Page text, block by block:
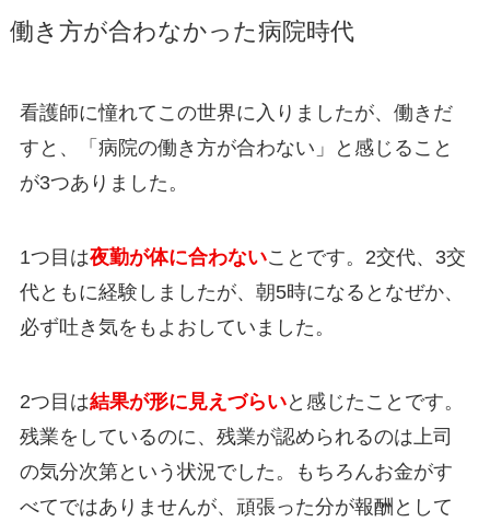
働き方が合わなかった病院時代
看護師に憧れてこの世界に入りましたが、働きだ
すと、「病院の働き方が合わない」と感じること
が3つありました。
1つ目は夜勤が体に合わないことです。2交代、3交
代ともに経験しましたが、朝5時になるとなぜか、
必ず吐き気をもよおしていました。
2つ目は結果が形に見えづらいと感じたことです。
残業をしているのに、残業が認められるのは上司
の気分次第という状況でした。もちろんお金がす
べてではありませんが、頑張った分が報酬として